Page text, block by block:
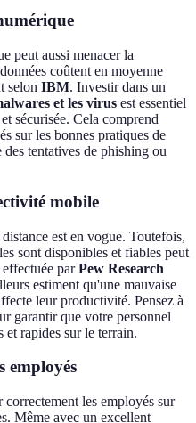
peut aussi menacer la
coûtent en moyenne
selon IBM. Investir dans un
et les virus est essentiel
sécurisée. Cela comprend
sur les bonnes pratiques de
tentatives de phishing ou
mobile
est en vogue. Toutefois,
sont disponibles et fiables peut
parPew Research
estiment qu'une mauvaise
leur productivité. Pensez à
garantir que votre personnel
et rapides sur le terrain.
employés
les employés sur
Même avec un excellent